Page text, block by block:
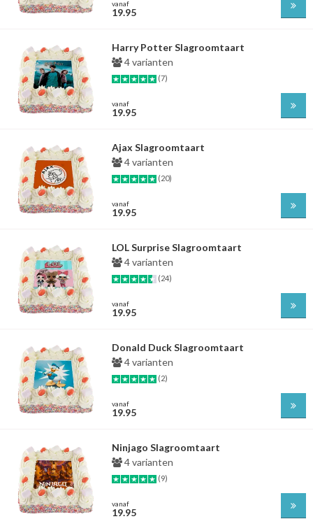
vanaf
19.95
Harry Potter Slagroomtaart
4 varianten
(7)
vanaf
19.95
Ajax Slagroomtaart
4 varianten
(20)
vanaf
19.95
LOL Surprise Slagroomtaart
4 varianten
(24)
vanaf
19.95
Donald Duck Slagroomtaart
4 varianten
(2)
vanaf
19.95
Ninjago Slagroomtaart
4 varianten
(9)
vanaf
19.95